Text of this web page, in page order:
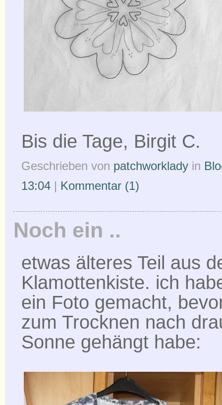
Bis die Tage, Birgit C.
Geschrieben von patchworklady in
13:04 | Kommentar (1)
Noch ein ..
etwas älteres Teil aus
Klamottenkiste. ich
ein Foto gemacht,
zum Trocknen nach
Sonne gehängt habe: